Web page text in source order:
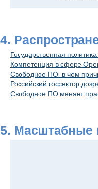
4.
Государственная
Компетенция в сфере
Свободное ПО: в чем
Российский госсектор
Свободное ПО меняет
5. Масштабные